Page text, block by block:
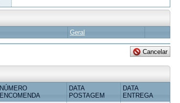
Geral
NÚMERO
ENCOMENDA
DATA
POSTAGEM
DATA
ENTREGA